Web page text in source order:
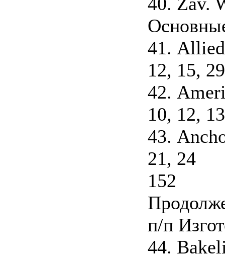
41.
12, 15,
42.
10, 12,
43.
21, 24
152
п/п
44.